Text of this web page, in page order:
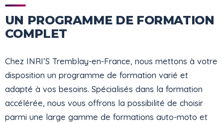
UN PROGRAMME DE FORMATION
COMPLET
Chez INRI’S Tremblay-en-France, nous mettons à votre
disposition un programme de formation varié et
adapté à vos besoins. Spécialisés dans la formation
accélérée, nous vous offrons la possibilité de choisir
parmi une large gamme de formations auto-moto et